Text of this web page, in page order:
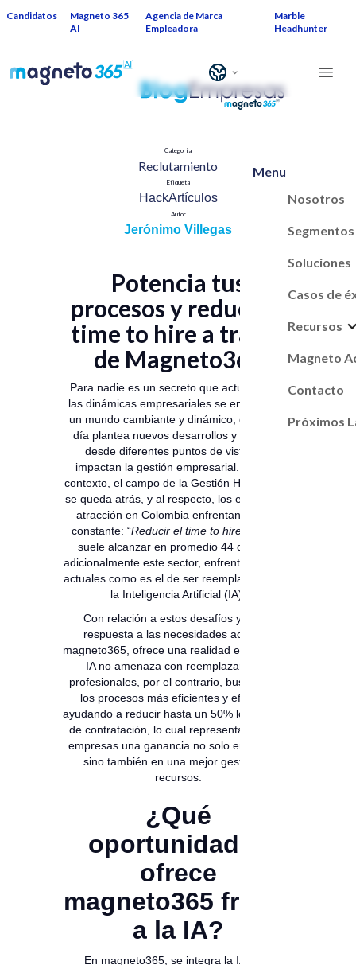
Candidatos
Magneto 365
AI
Agencia de Marca
Empleadora
Marble
Headhunter
Menu
Nosotros
Segmentos
Soluciones
Casos de
Recursos
Magneto
Contacto
Próximos
Categoría
Reclutamiento​
Etiqueta
HackArtículos
Autor
Jerónimo Villegas
Potencia tus
procesos y reduce el
time to hire a través
de Magneto365
Para nadie es un secreto que actualmente,
las dinámicas empresariales se enfrentan a
un mundo cambiante y dinámico, que día a
día plantea nuevos desarrollos y desafíos
desde diferentes puntos de vista que
impactan la gestión empresarial. En este
contexto, el campo de la Gestión Humana no
se queda atrás, y al respecto, los equipos de
atracción en Colombia enfrentan un reto
constante: “Reducir el time to hire”,
suele alcanzar en promedio 44 días (1),
adicionalmente este sector, enfrenta desafíos
actuales como es el de ser reemplazados por
la Inteligencia Artificial (IA).
Con relación a estos desafíos y como
respuesta a las necesidades actuales
magneto365, ofrece una realidad en la cual la
IA no amenaza con reemplazar a los
profesionales, por el contrario, busca hacer
los procesos más eficientes y eficaces,
ayudando a reducir hasta un 50% los tiempos
de contratación, lo cual representa para las
empresas una ganancia no solo en tiempos
sino también en una mejor gestión de
recursos.
¿Qué
oportunidades
ofrece
magneto365 frente
a la IA?
En magneto365, se integra la IA para